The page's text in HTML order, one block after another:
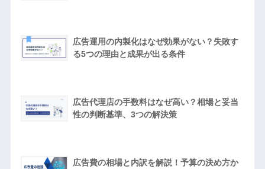
広告運用の内製化はなぜ効果がない？失敗す
る5つの理由と成果が出る条件
広告代理店の手数料はなぜ高い？相場と妥当
性の判断基準、3つの解決策
広告費の相場と内訳を解説！予算の決め方か